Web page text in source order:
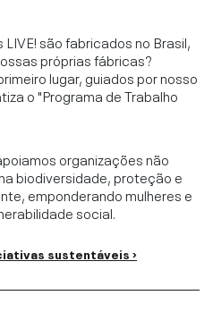
são fabricados no Brasil,
próprias fábricas?
lugar, guiados por nosso
o "Programa de Trabalho
organizações não
biodiversidade, proteção e
emponderando mulheres e
social.
sustentáveis ›